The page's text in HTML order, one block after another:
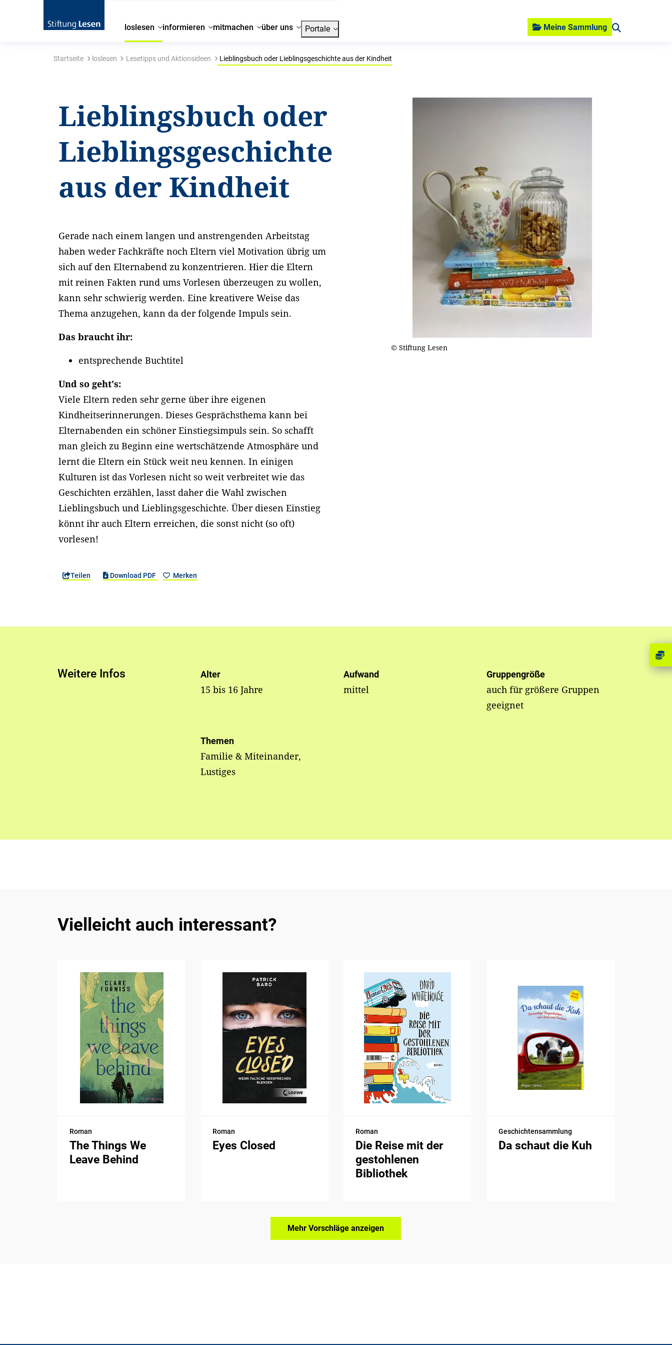
loslesen informieren mitmachen über uns Portale Meine Sammlung
Startseite loslesen Lesetipps und Aktionsideen Lieblingsbuch oder Lieblingsgeschichte aus der Kindheit
Lieblingsbuch oder
Lieblingsgeschichte
aus der Kindheit
Gerade nach einem langen und anstrengenden Arbeitstag
haben weder Fachkräfte noch Eltern viel Motivation übrig um
sich auf den Elternabend zu konzentrieren. Hier die Eltern
mit reinen Fakten rund ums Vorlesen überzeugen zu wollen,
kann sehr schwierig werden. Eine kreativere Weise das
Thema anzugehen, kann da der folgende Impuls sein.
Das braucht ihr:
entsprechende Buchtitel
Und so geht's:
Viele Eltern reden sehr gerne über ihre eigenen
Kindheitserinnerungen. Dieses Gesprächsthema kann bei
Elternabenden ein schöner Einstiegsimpuls sein. So schafft
man gleich zu Beginn eine wertschätzende Atmosphäre und
lernt die Eltern ein Stück weit neu kennen. In einigen
Kulturen ist das Vorlesen nicht so weit verbreitet wie das
Geschichten erzählen, lasst daher die Wahl zwischen
Lieblingsbuch und Lieblingsgeschichte. Über diesen Einstieg
könnt ihr auch Eltern erreichen, die sonst nicht (so oft)
vorlesen!
Teilen Download PDF Merken
© Stiftung Lesen
Weitere Infos Alter
15 bis 16 Jahre
Aufwand
mittel
Gruppengröße
auch für größere Gruppen
geeignet
Themen
Familie & Miteinander,
Lustiges
Vielleicht auch interessant?
Roman
The Things We
Leave Behind
Roman
Eyes Closed
Roman
Die Reise mit der
gestohlenen
Bibliothek
Geschichtensammlung
Da schaut die Kuh
Mehr Vorschläge anzeigen